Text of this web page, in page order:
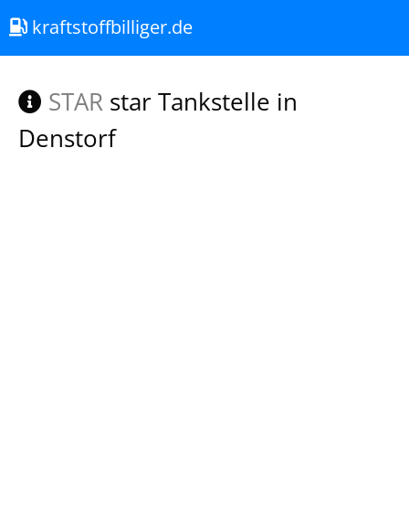
kraftstoffbilliger.de
STAR star Tankstelle in
Denstorf